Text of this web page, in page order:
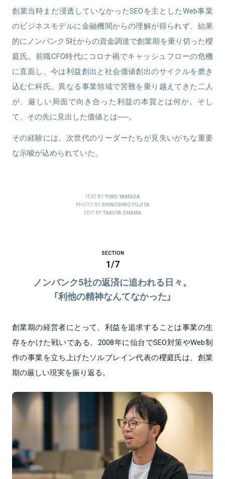
創業当時まだ浸透していなかったSEOを主としたWeb事業
のビジネスモデルに金融機関からの理解が得られず、結果
的にノンバンク5社からの資金調達で創業期を乗り切った櫻
庭氏。前職CFO時代にコロナ禍でキャッシュフローの危機
に直面し、今は利益創出と社会価値創出のサイクルを磨き
込む仁科氏。異なる事業領域で苦難を乗り越えてきた二人
が、厳しい局面で向き合った利益の本質とは何か。そし
て、その先に見出した価値とは──。
その経験には、次世代のリーダーたちが見失いがちな重要
な示唆が込められていた。
TEXT BYYUKO YAMADA
PHOTO BY SHINICHIRO FUJITA
EDIT BYTAKUYA OHAMA
SECTION
1/7
ノンバンク5社の返済に追われる日々。
「利他の精神なんてなかった」
創業期の経営者にとって、利益を追求することは事業の生
存をかけた戦いである。2008年に仙台でSEO対策やWeb制
作の事業を立ち上げたソルブレイン代表の櫻庭氏は、創業
期の厳しい現実を振り返る。